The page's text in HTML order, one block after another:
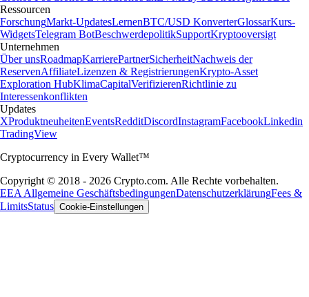
Ressourcen
ForschungMarkt-UpdatesLernenBTC/USD KonverterGlossarKurs-
WidgetsTelegram BotBeschwerdepolitikSupportKryptooversigt
Unternehmen
Über unsRoadmapKarrierePartnerSicherheitNachweis der
ReservenAffiliateLizenzen & RegistrierungenKrypto-Asset
Exploration HubKlimaCapitalVerifizierenRichtlinie zu
Interessenkonflikten
Updates
XProduktneuheitenEventsRedditDiscordInstagramFacebookLinkedin
TradingView
Cryptocurrency in Every Wallet™
Copyright © 2018 - 2026 Crypto.com. Alle Rechte vorbehalten.
EEA Allgemeine GeschäftsbedingungenDatenschutzerklärungFees &
LimitsStatus Cookie-Einstellungen